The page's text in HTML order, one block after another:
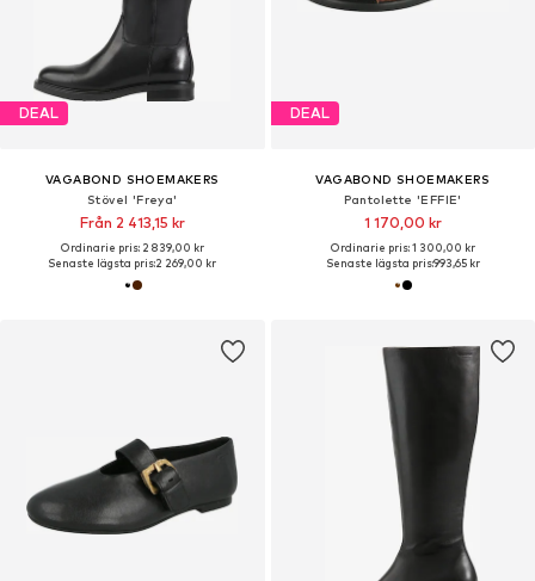
DEAL
VAGABOND SHOEMAKERS
Stövel 'Freya'
Från 2 413,15 kr
Ordinarie pris: 2 839,00 kr
Senaste lägsta pris:2 269,00 kr
DEAL
VAGABOND SHOEMAKERS
Pantolette 'EFFIE'
1 170,00 kr
Ordinarie pris: 1 300,00 kr
Senaste lägsta pris:993,65 kr